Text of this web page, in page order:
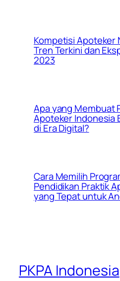
Kompetisi Apoteker
Tren Terkini dan
2023
Apa yang Membuat
Apoteker Indonesia
di Era Digital?
Cara Memilih
Pendidikan Praktik
yang Tepat untuk
PKPA Indonesia